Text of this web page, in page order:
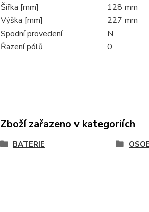
Šířka [mm]
128 mm
Výška [mm]
227 mm
Spodní provedení
N
Řazení pólů
0
Zboží zařazeno v kategoriích
BATERIE